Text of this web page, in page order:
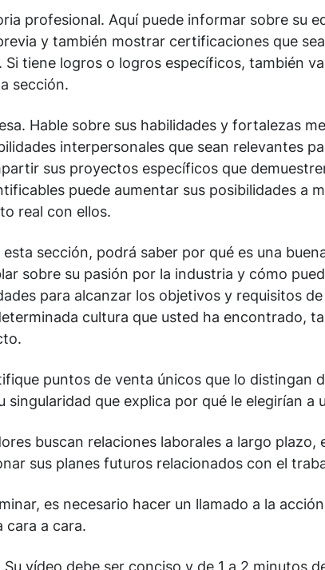
profesional. Aquí puede informar sobre su
y también mostrar certificaciones que
Si tiene logros o logros específicos, también
sección.
Hable sobre sus habilidades y fortalezas
interpersonales que sean relevantes
sus proyectos específicos que
puede aumentar sus posibilidades a
real con ellos.
sección, podrá saber por qué es una
sobre su pasión por la industria y cómo
para alcanzar los objetivos y requisitos de
cultura que usted ha encontrado,
puntos de venta únicos que lo distingan
singularidad que explica por qué le elegirían a
buscan relaciones laborales a largo plazo,
sus planes futuros relacionados con el
es necesario hacer un llamado a la
cara a cara.